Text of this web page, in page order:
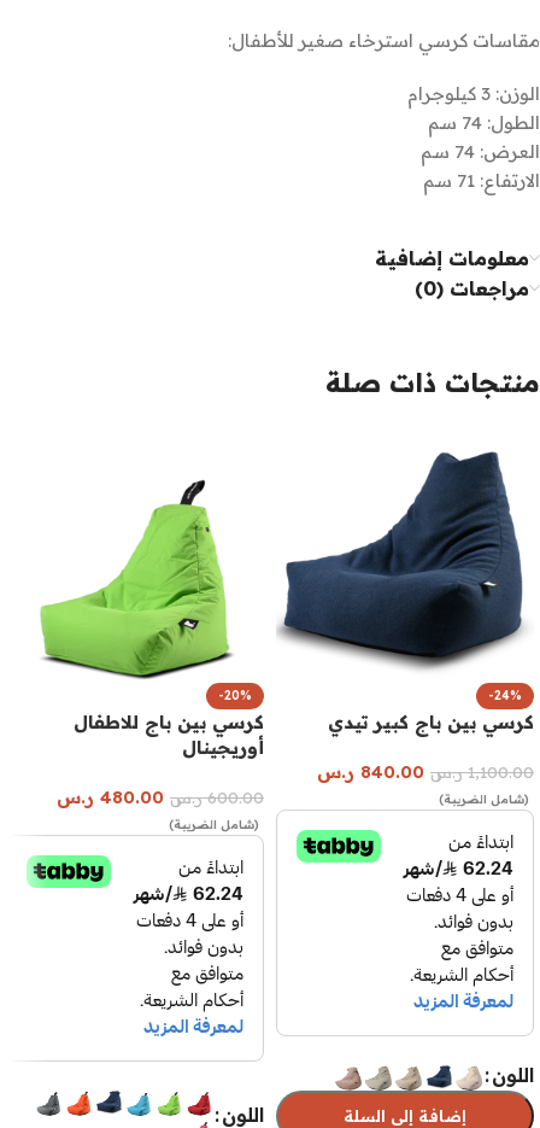
مقاسات كرسي استرخاء صغير للأطفال:
الوزن: 3 كيلوجرام
الطول: 74 سم
العرض: 74 سم
الارتفاع: 71 سم
معلومات إضافية
مراجعات (0)
منتجات ذات صلة
-24%
كرسي بين باج كبير تيدي
1,100.00 ر.س 840.00 ر.س
(شامل الضريبة)
اللون
إضافة إلى السلة
-20%
كرسي بين باج للاطفال
أوريجينال
600.00 ر.س 480.00 ر.س
(شامل الضريبة)
اللون